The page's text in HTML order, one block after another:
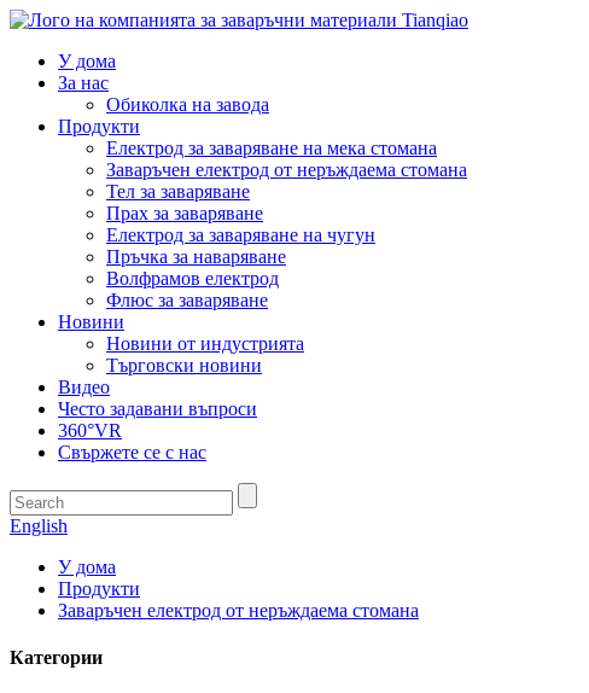
У дома
За нас
Обиколка на завода
Продукти
Електрод за заваряване на мека стомана
Заваръчен електрод от неръждаема стомана
Тел за заваряване
Прах за заваряване
Електрод за заваряване на чугун
Пръчка за наваряване
Волфрамов електрод
Флюс за заваряване
Новини
Новини от индустрията
Търговски новини
Видео
Често задавани въпроси
360°VR
Свържете се с нас
English
У дома
Продукти
Заваръчен електрод от неръждаема стомана
Категории